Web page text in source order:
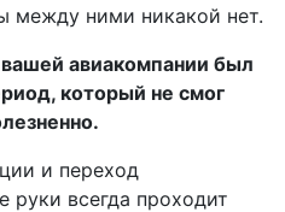
между ними никакой нет.
авиакомпании был
который не смог
и переход
руки всегда проходит